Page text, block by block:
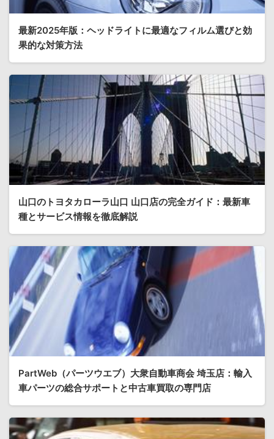
最新2025年版：ヘッドライトに最適なフィルム選びと効
果的な対策方法
山口のトヨタカローラ山口 山口店の完全ガイド：最新車
種とサービス情報を徹底解説
PartWeb（パーツウエブ）大衆自動車商会 埼玉店：輸入
車パーツの総合サポートと中古車買取の専門店